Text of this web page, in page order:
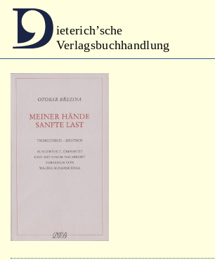
ieterich’sche
Verlagsbuchhandlung